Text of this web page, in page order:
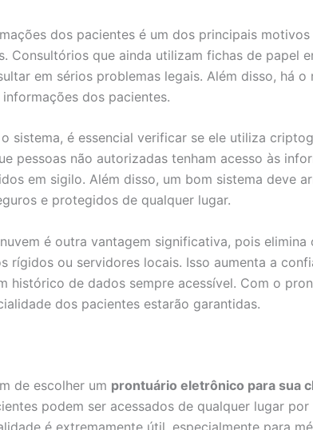
dos pacientes é um dos principais
Consultórios que ainda utilizam fichas de papel
em sérios problemas legais. Além disso, há
dos pacientes.
sistema, é essencial verificar se ele utiliza
pessoas não autorizadas tenham acesso às
em sigilo. Além disso, um bom sistema deve
e protegidos de qualquer lugar.
é outra vantagem significativa, pois
rígidos ou servidores locais. Isso aumenta a
histórico de dados sempre acessível. Com o
dos pacientes estarão garantidas.
de escolher um prontuário eletrônico para sua
podem ser acessados de qualquer lugar
é extremamente útil, especialmente para